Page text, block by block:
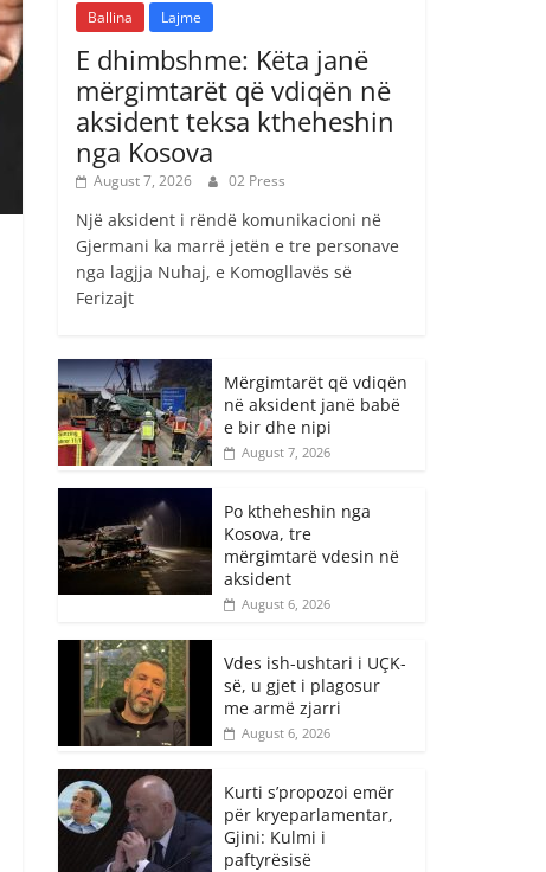
Ballina Lajme
E dhimbshme: Këta janë
mërgimtarët që vdiqën në
aksident teksa ktheheshin
nga Kosova
August 7, 2026 02 Press
Një aksident i rëndë komunikacioni në
Gjermani ka marrë jetën e tre personave
nga lagjja Nuhaj, e Komogllavës së
Ferizajt
Mërgimtarët që vdiqën
në aksident janë babë
e bir dhe nipi
August 7, 2026
Po ktheheshin nga
Kosova, tre
mërgimtarë vdesin në
aksident
August 6, 2026
Vdes ish-ushtari i UÇK-
së, u gjet i plagosur
me armë zjarri
August 6, 2026
Kurti s’propozoi emër
për kryeparlamentar,
Gjini: Kulmi i
paftyrësisë